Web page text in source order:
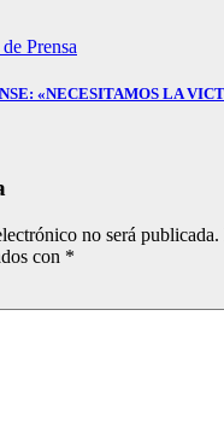
Prensa
«NECESITAMOS LA
no será publicada.
con *